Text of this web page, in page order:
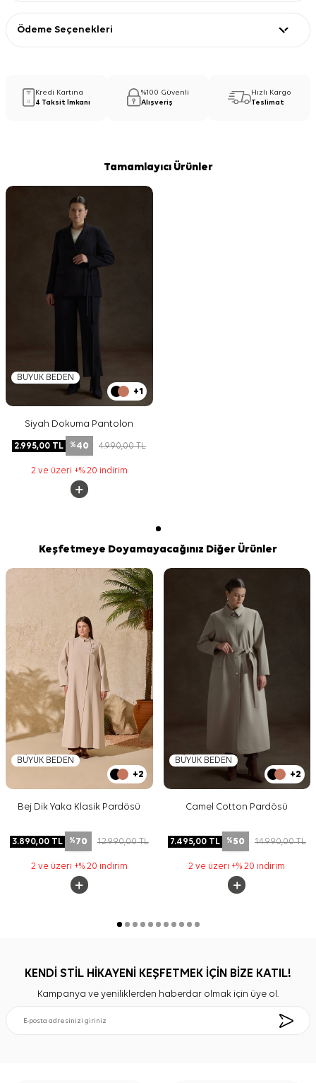
Ödeme Seçenekleri
Kredi Kartına
4 Taksit İmkanı
%100 Güvenli
Alışveriş
Hızlı Kargo
Teslimat
Tamamlayıcı Ürünler
BÜYÜK BEDEN
+1
Siyah Dokuma Pantolon
2.995,00 TL %40 4.990,00TL
2 ve üzeri +% 20 indirim
Keşfetmeye Doyamayacağınız Diğer Ürünler
BÜYÜK BEDEN
+2
Bej Dik Yaka Klasik Pardösü
3.890,00TL %70 12.990,00TL
2 ve üzeri +% 20 indirim
BÜYÜK BEDEN
+2
Camel Cotton Pardösü
7.495,00TL %50 14.990,00TL
2 ve üzeri +% 20 indirim
KENDİ STİL HİKAYENİ KEŞFETMEK İÇİN BİZE KATIL!
Kampanya ve yeniliklerden haberdar olmak için üye ol.